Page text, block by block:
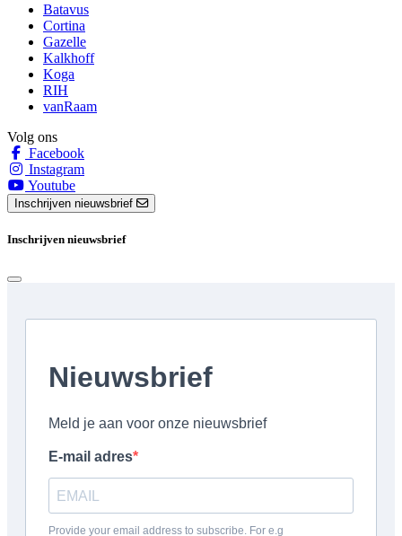
Batavus
Cortina
Gazelle
Kalkhoff
Koga
RIH
vanRaam
Volg ons
Facebook
Instagram
Youtube
Inschrijven nieuwsbrief
Inschrijven nieuwsbrief